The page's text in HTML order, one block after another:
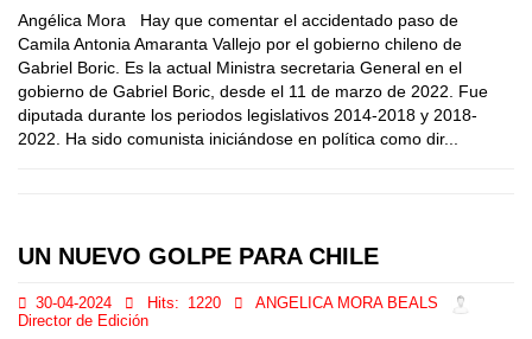
Angélica Mora Hay que comentar el accidentado paso de
Camila Antonia Amaranta Vallejo por el gobierno chileno de
Gabriel Boric. Es la actual Ministra secretaria General en el
gobierno de Gabriel Boric, desde el 11 de marzo de 2022. Fue
diputada durante los periodos legislativos 2014-2018 y 2018-
2022. Ha sido comunista iniciándose en política como dir...
UN NUEVO GOLPE PARA CHILE
30-04-2024 Hits: 1220
ANGELICA MORA BEALS
Director de Edición